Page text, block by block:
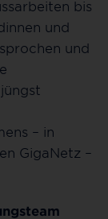
bis
und
und
– in
GigaNetz –